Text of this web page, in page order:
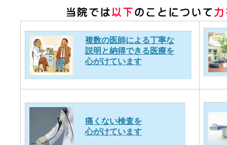
複数の医師による丁寧な
説明と納得できる医療を
心がけています
痛くない検査を
心がけています